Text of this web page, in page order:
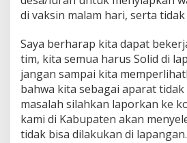
di vaksin malam hari, serta
Saya berharap kita dapat
tim, kita semua harus Solid di
jangan sampai kita
bahwa kita sebagai aparat tidak
masalah silahkan laporkan ke
kami di Kabupaten akan
tidak bisa dilakukan di lapangan.